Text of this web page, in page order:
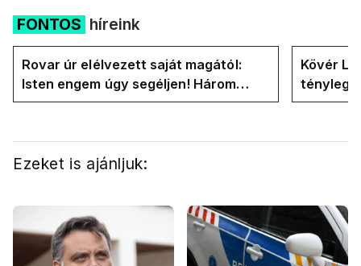
FONTOS híreink
Rovar úr elélvezett saját magától:
Isten engem úgy segéljen! Három
hónapja vagyok miniszterelnök....
Kövér
tényleg
Ezeket is ajánljuk: